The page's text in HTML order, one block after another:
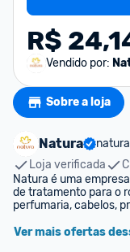
R$
Vendido por:
Sobre a loja
Natura
Loja verificada
Natura é uma
de tratamento para o
perfumaria, cabelos,
Ver mais ofertas